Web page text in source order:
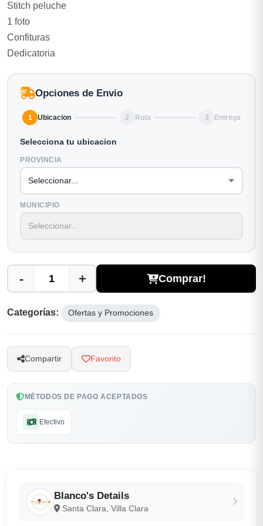
Stitch peluche
1 foto
Confituras
Dedicatoria
Opciones de Envio
1 Ubicacion 2 Ruta 3 Entrega
Selecciona tu ubicacion
PROVINCIA
MUNICIPIO
- + Comprar!
Categorías: Ofertas y Promociones
Compartir Favorito
MÉTODOS DE PAGO ACEPTADOS
Efectivo
Blanco's Details
Santa Clara, Villa Clara